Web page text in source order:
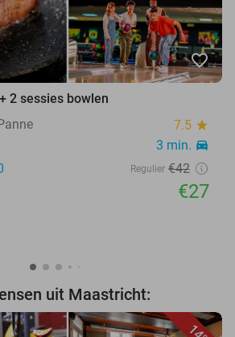
favorite_border
2 sessies bowlen
7.5 star
3 min. directions_car
Regulier €42
€27
uit Maastricht: